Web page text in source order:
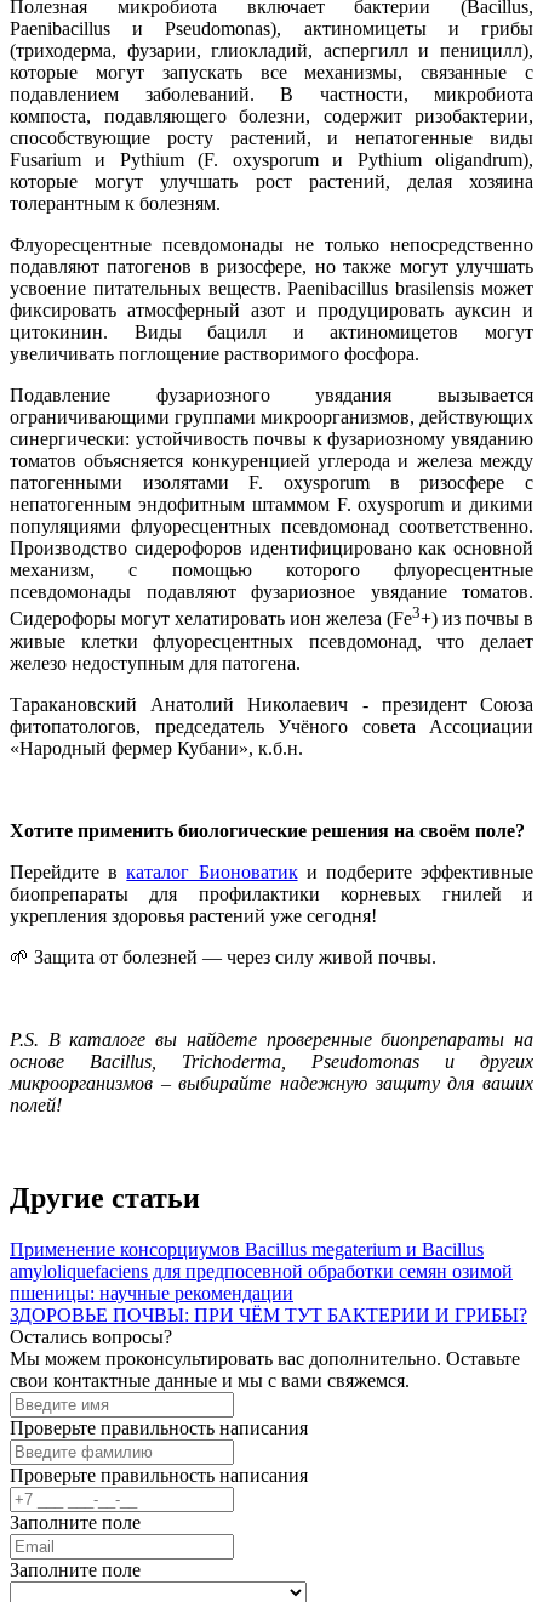
Полезная микробиота включает бактерии (Bacillus,
Paenibacillus и Pseudomonas), актиномицеты и грибы
(триходерма, фузарии, глиокладий, аспергилл и пеницилл),
которые могут запускать все механизмы, связанные с
подавлением заболеваний. В частности, микробиота
компоста, подавляющего болезни, содержит ризобактерии,
способствующие росту растений, и непатогенные виды
Fusarium и Pythium (F. oxysporum и Pythium oligandrum),
которые могут улучшать рост растений, делая хозяина
толерантным к болезням.
Флуоресцентные псевдомонады не только непосредственно
подавляют патогенов в ризосфере, но также могут улучшать
усвоение питательных веществ. Paenibacillus brasilensis может
фиксировать атмосферный азот и продуцировать ауксин и
цитокинин. Виды бацилл и актиномицетов могут
увеличивать поглощение растворимого фосфора.
Подавление фузариозного увядания вызывается
ограничивающими группами микроорганизмов, действующих
синергически: устойчивость почвы к фузариозному увяданию
томатов объясняется конкуренцией углерода и железа между
патогенными изолятами F. oxysporum в ризосфере с
непатогенным эндофитным штаммом F. oxysporum и дикими
популяциями флуоресцентных псевдомонад соответственно.
Производство сидерофоров идентифицировано как основной
механизм, с помощью которого флуоресцентные
псевдомонады подавляют фузариозное увядание томатов.
Сидерофоры могут хелатировать ион железа (Fе3+) из почвы в
живые клетки флуоресцентных псевдомонад, что делает
железо недоступным для патогена.
Таракановский Анатолий Николаевич - президент Союза
фитопатологов, председатель Учёного совета Ассоциации
«Народный фермер Кубани», к.б.н.
Хотите применить биологические решения на своём поле?
Перейдите вкаталог Бионоватики подберите эффективные
биопрепараты для профилактики корневых гнилей и
укрепления здоровья растений уже сегодня!
🌱 Защита от болезней — через силу живой почвы.
P.S. В каталоге вы найдете проверенные биопрепараты на
основе Bacillus, Trichoderma, Pseudomonas и других
микроорганизмов – выбирайте надежную защиту для ваших
полей!
Другие статьи
Применение консорциумов Bacillus megaterium и Bacillus
amyloliquefaciens для предпосевной обработки семян озимой
пшеницы: научные рекомендации
ЗДОРОВЬЕ ПОЧВЫ: ПРИ ЧЁМ ТУТ БАКТЕРИИ И ГРИБЫ?
Остались вопросы?
Мы можем проконсультировать вас дополнительно. Оставьте
свои контактные данные и мы с вами свяжемся.
Проверьте правильность написания
Проверьте правильность написания
Заполните поле
Заполните поле